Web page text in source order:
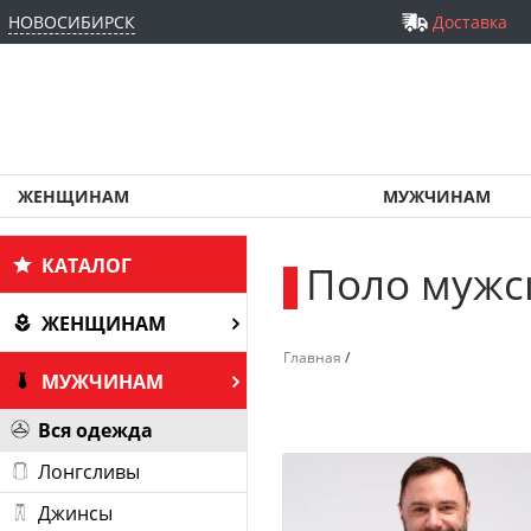
НОВОСИБИРСК Доставка
ЖЕНЩИНАМ МУЖЧИНАМ
КАТАЛОГ
ЖЕНЩИНАМ
МУЖЧИНАМ
Вся одежда
Лонгсливы
Джинсы
Поло
Главная /